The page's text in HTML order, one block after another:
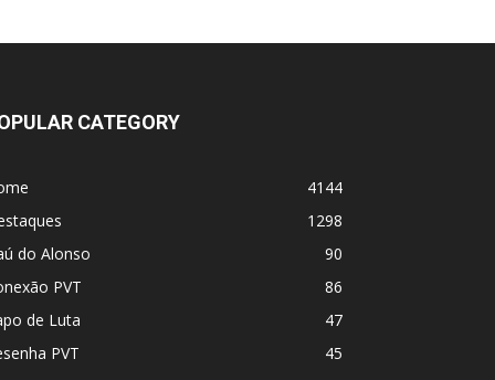
CATEGORY
4144
1298
do Alonso
90
PVT
86
de Luta
47
PVT
45